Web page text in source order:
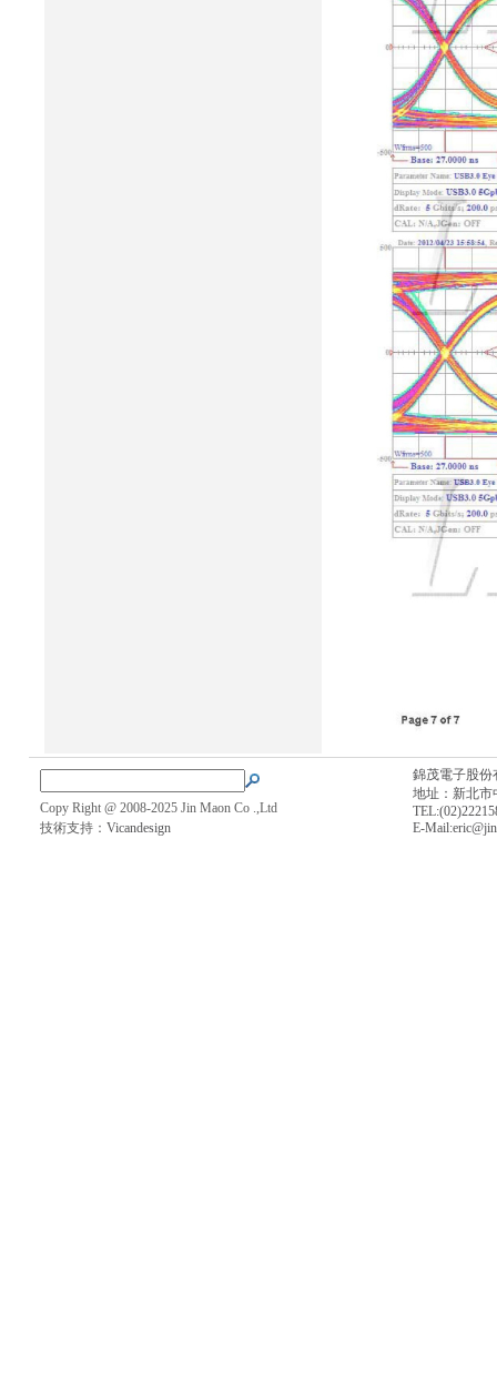
Copy Right @ 2008-2025 Jin Maon Co .,Ltd
技術支持： Vicandesign
錦茂電子股份
地址：新北市
E-Mail: